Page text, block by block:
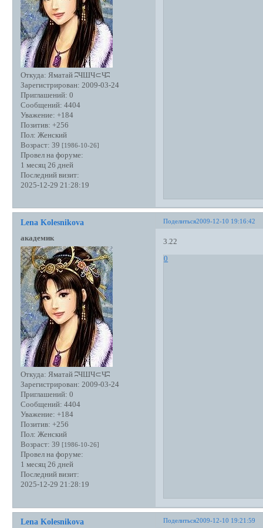
Откуда: Яматай ʭЧШЧ⊂Чʭ
Зарегистрирован: 2009-03-24
Приглашений: 0
Сообщений: 4404
Уважение: +184
Позитив: +256
Пол: Женский
Возраст: 39 [1986-10-26]
Провел на форуме:
1 месяц 26 дней
Последний визит:
2025-12-29 21:28:19
Поделиться2009-12-10 19:16:42
Lena Kolesnikova
академик
Откуда: Яматай ʭЧШЧ⊂Чʭ
Зарегистрирован: 2009-03-24
Приглашений: 0
Сообщений: 4404
Уважение: +184
Позитив: +256
Пол: Женский
Возраст: 39 [1986-10-26]
Провел на форуме:
1 месяц 26 дней
Последний визит:
2025-12-29 21:28:19
3.22
0
Поделиться2009-12-10 19:21:59
Lena Kolesnikova